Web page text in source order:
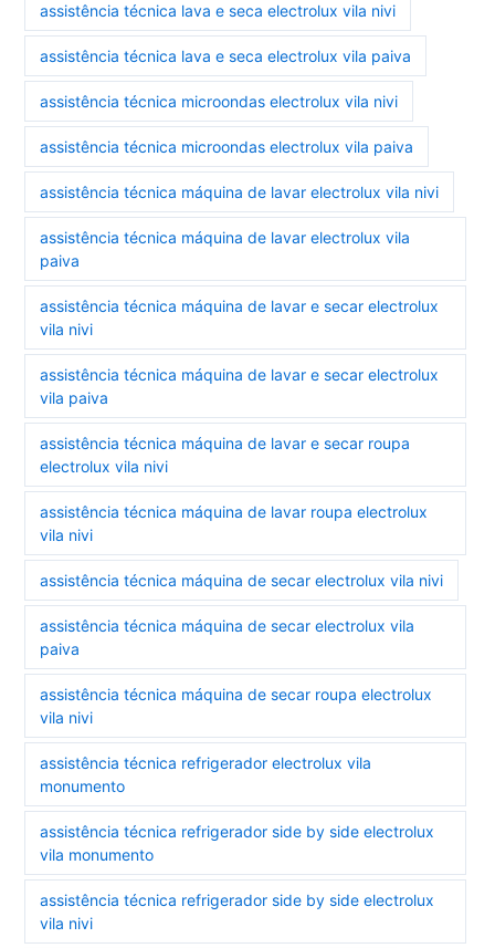
assistência técnica lava e seca electrolux vila nivi
assistência técnica lava e seca electrolux vila paiva
assistência técnica microondas electrolux vila nivi
assistência técnica microondas electrolux vila paiva
assistência técnica máquina de lavar electrolux vila nivi
assistência técnica máquina de lavar electrolux vila
paiva
assistência técnica máquina de lavar e secar electrolux
vila nivi
assistência técnica máquina de lavar e secar electrolux
vila paiva
assistência técnica máquina de lavar e secar roupa
electrolux vila nivi
assistência técnica máquina de lavar roupa electrolux
vila nivi
assistência técnica máquina de secar electrolux vila nivi
assistência técnica máquina de secar electrolux vila
paiva
assistência técnica máquina de secar roupa electrolux
vila nivi
assistência técnica refrigerador electrolux vila
monumento
assistência técnica refrigerador side by side electrolux
vila monumento
assistência técnica refrigerador side by side electrolux
vila nivi